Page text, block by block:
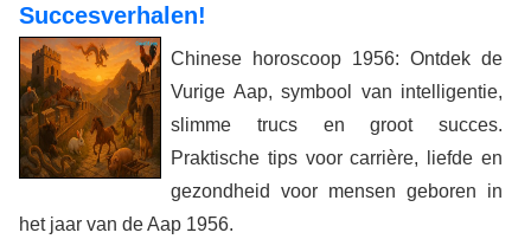
Succesverhalen!
Chinese horoscoop 1956: Ontdek de
Vurige Aap, symbool van intelligentie,
slimme trucs en groot succes.
Praktische tips voor carrière, liefde en
gezondheid voor mensen geboren in
het jaar van de Aap 1956.